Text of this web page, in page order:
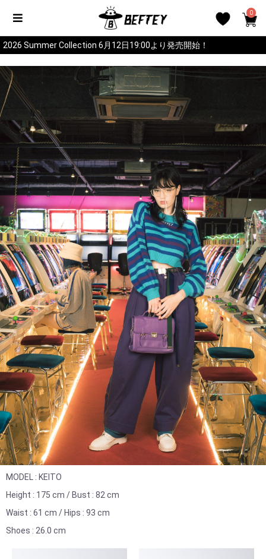
0
2026 Summer Collection 6月12日19:00より発売開始！
MODEL : KEITO
Height : 175 cm / Bust : 82 cm
Waist : 61 cm / Hips : 93 cm
Shoes : 26.0 cm